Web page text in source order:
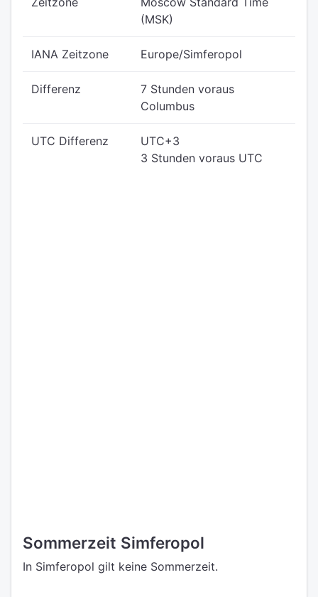
(MSK)
IANA Zeitzone Europe/Simferopol
Differenz
7 Stunden voraus
Columbus
UTC Differenz
UTC+3
3 Stunden voraus UTC
Sommerzeit Simferopol
In Simferopol gilt keine Sommerzeit.